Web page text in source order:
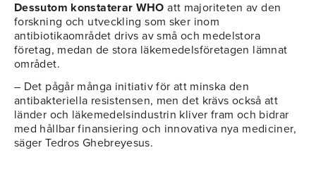
Dessutom konstaterar WHO att majoriteten av den
forskning och utveckling som sker inom
antibiotikaområdet drivs av små och medelstora
företag, medan de stora läkemedelsföretagen lämnat
området.
– Det pågår många initiativ för att minska den
antibakteriella resistensen, men det krävs också att
länder och läkemedelsindustrin kliver fram och bidrar
med hållbar finansiering och innovativa nya mediciner,
säger Tedros Ghebreyesus.